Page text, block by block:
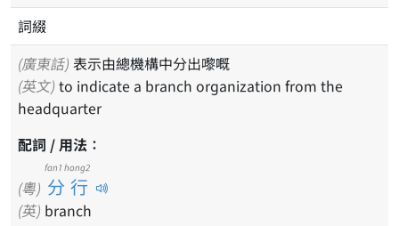
詞綴
(廣東話) 表示由總機構中分出嚟嘅
(英文)
headquarter
配詞 / 用法：
(粵) 分行
fan1 hong2
(英) branch